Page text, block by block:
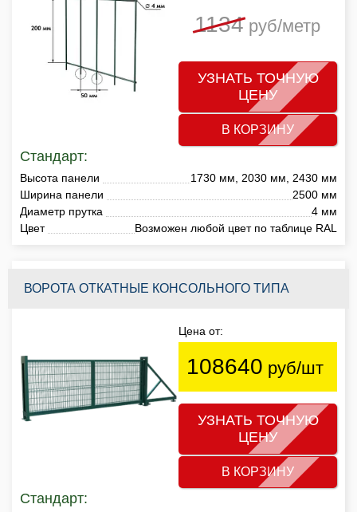
1134руб/метр
УЗНАТЬ ТОЧНУЮ
ЦЕНУ
В КОРЗИНУ
Стандарт:
Высота панели
1730 мм, 2030 мм, 2430 мм
Ширина панели
2500 мм
Диаметр прутка
4 мм
Цвет
Возможен любой цвет по таблице RAL
ВОРОТА ОТКАТНЫЕ КОНСОЛЬНОГО ТИПА
Цена от:
108640 руб/шт
УЗНАТЬ ТОЧНУЮ
ЦЕНУ
В КОРЗИНУ
Стандарт: